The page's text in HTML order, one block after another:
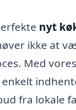
nyt
ikke at
Med
fra lokale